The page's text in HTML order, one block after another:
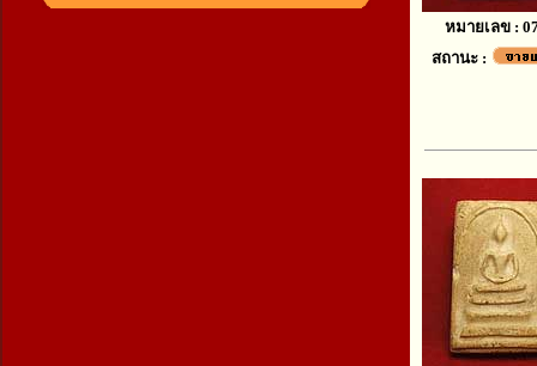
หมายเลข :
สถานะ :